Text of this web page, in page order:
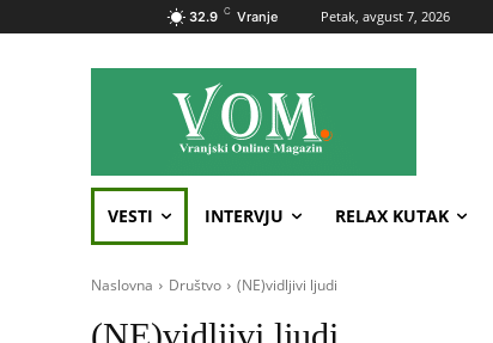
32.9 C Vranje Petak, avgust 7, 2026
VESTI INTERVJU RELAX KUTAK
Naslovna Društvo (NE)vidljivi ljudi